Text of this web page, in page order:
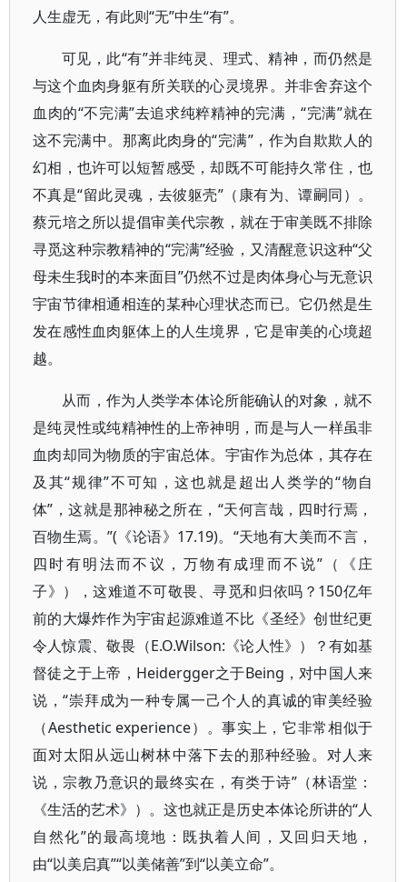
人生虚无，有此则“无”中生“有”。
可见，此“有”并非纯灵、理式、精神，而仍然是
与这个血肉身躯有所关联的心灵境界。并非舍弃这个
血肉的“不完满”去追求纯粹精神的完满，“完满”就在
这不完满中。那离此肉身的“完满”，作为自欺欺人的
幻相，也许可以短暂感受，却既不可能持久常住，也
不真是“留此灵魂，去彼躯壳”（康有为、谭嗣同）。
蔡元培之所以提倡审美代宗教，就在于审美既不排除
寻觅这种宗教精神的“完满”经验，又清醒意识这种“父
母未生我时的本来面目”仍然不过是肉体身心与无意识
宇宙节律相通相连的某种心理状态而已。它仍然是生
发在感性血肉躯体上的人生境界，它是审美的心境超
越。
从而，作为人类学本体论所能确认的对象，就不
是纯灵性或纯精神性的上帝神明，而是与人一样虽非
血肉却同为物质的宇宙总体。宇宙作为总体，其存在
及其“规律”不可知，这也就是超出人类学的“物自
体”，这就是那神秘之所在，“天何言哉，四时行焉，
百物生焉。”(《论语》17.19)。“天地有大美而不言，
四时有明法而不议，万物有成理而不说”（《庄
子》），这难道不可敬畏、寻觅和归依吗？150亿年
前的大爆炸作为宇宙起源难道不比《圣经》创世纪更
令人惊震、敬畏（E.O.Wilson:《论人性》）？有如基
督徒之于上帝，Heidergger之于Being，对中国人来
说，“崇拜成为一种专属一己个人的真诚的审美经验
（Aesthetic experience）。事实上，它非常相似于
面对太阳从远山树林中落下去的那种经验。对人来
说，宗教乃意识的最终实在，有类于诗”（林语堂：
《生活的艺术》）。这也就正是历史本体论所讲的“人
自然化”的最高境地：既执着人间，又回归天地，
由“以美启真”“以美储善”到“以美立命”。